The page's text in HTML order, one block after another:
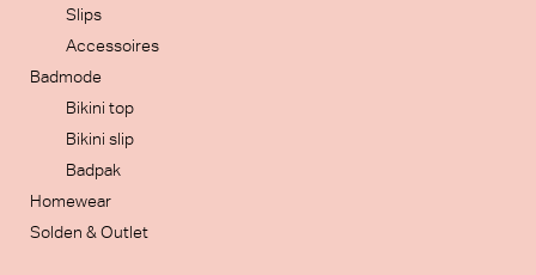
Slips
Accessoires
Badmode
Bikini top
Bikini slip
Badpak
Homewear
Solden & Outlet